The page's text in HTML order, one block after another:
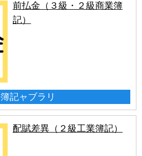
前払金（３級・２級商業簿
記）
簿記ャブラリ
配賦差異（２級工業簿記）